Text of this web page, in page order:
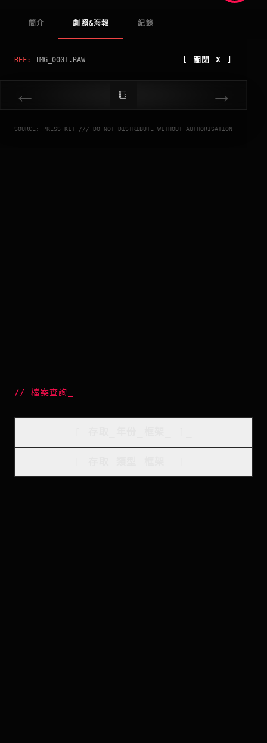
簡介 劇照&海報 紀錄
REF: IMG_0001.RAW 關閉 X ]
← →
SOURCE: PRESS KIT /// DO NOT DISTRIBUTE WITHOUT AUTHORISATION
//檔案查詢